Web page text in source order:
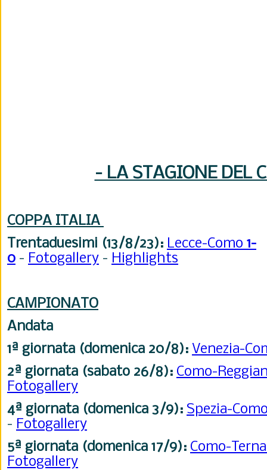
- LA STAGIONE DEL
COPPA ITALIA
Trentaduesimi (13/8/23): Lecce-Como 1-
0 - Fotogallery - Highlights
CAMPIONATO
Andata
1ª giornata (domenica 20/8): Venezia-
2ª giornata (sabato 26/8): Como-
Fotogallery
4ª giornata (domenica 3/9): Spezia-
- Fotogallery
5ª giornata (domenica 17/9): Como-
Fotogallery